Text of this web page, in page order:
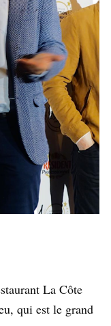
La Côte
qui est le grand